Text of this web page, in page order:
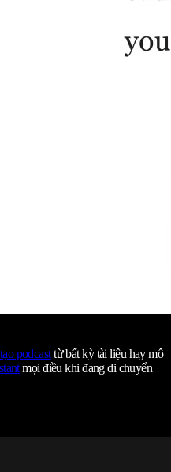
tạo podcasttừ bất kỳ tài liệu hay mô
mọi điều khi đang di chuyển